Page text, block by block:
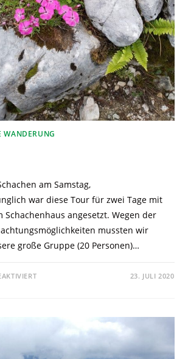
am Samstag,
war diese Tour für zwei Tage mit
Schachenhaus angesetzt. Wegen der
mussten wir
große Gruppe (20 Personen)…
23. JULI 2020